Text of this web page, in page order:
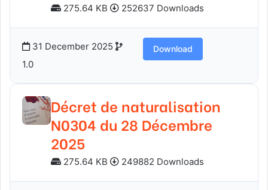
275.64 KB 252637 Downloads
31 December 2025
1.0
Download
Décret de naturalisation
N0304 du 28 Décembre
2025
275.64 KB 249882 Downloads